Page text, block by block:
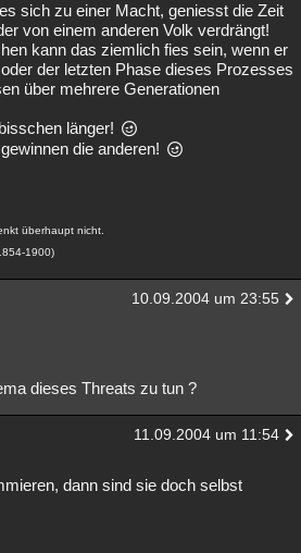
sich zu einer Macht, geniesst die Zeit
von einem anderen Volk verdrängt!
kann das ziemlich fies sein, wenn er
der letzten Phase dieses Prozesses
über mehrere Generationen
länger!
die anderen!
überhaupt nicht.
1900)
10.09.2004 um 23:55
dieses Threats zu tun ?
11.09.2004 um 11:54
dann sind sie doch selbst